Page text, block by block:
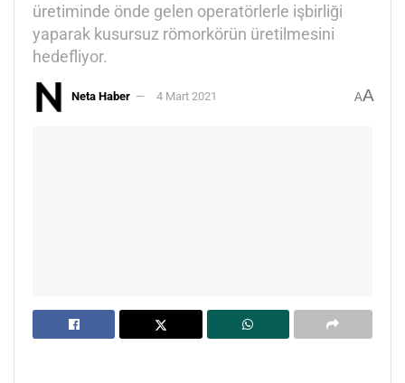
üretiminde önde gelen operatörlerle işbirliği
yaparak kusursuz römorkörün üretilmesini
hedefliyor.
Neta Haber 4 Mart 2021 AA